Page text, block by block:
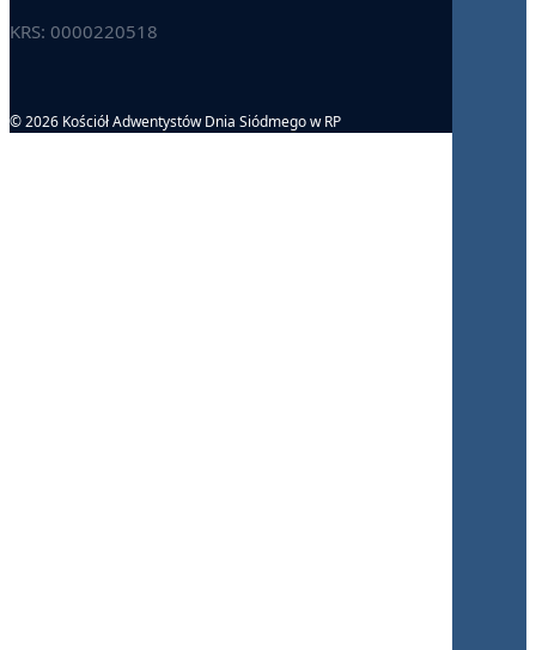
KRS: 0000220518
© 2026 Kościół Adwentystów Dnia Siódmego w RP